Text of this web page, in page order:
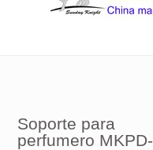
Soporte para
perfumero MKPD-